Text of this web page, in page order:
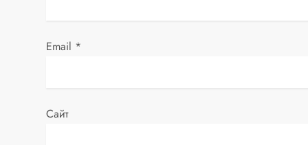
і
Email *
Сайт